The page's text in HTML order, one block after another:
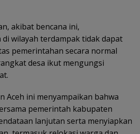
akibat bencana ini,
wilayah terdampak tidak dapat
pemerintahan secara normal
desa ikut mengungsi
Aceh ini menyampaikan bahwa
pemerintah kabupaten
lanjutan serta menyiapkan